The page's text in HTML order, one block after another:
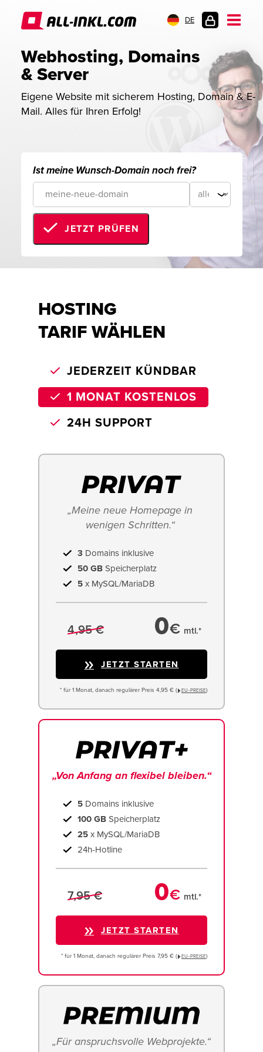
DE
Webhosting, Domains
& Server
Eigene Website mit sicherem Hosting, Domain & E-
Mail. Alles für Ihren Erfolg!
Ist meine Wunsch-Domain noch frei?
JETZT PRÜFEN
HOSTING
TARIF WÄHLEN
JEDERZEIT KÜNDBAR
1 MONAT KOSTENLOS
24H SUPPORT
„Meine neue Homepage in
wenigen Schritten.“
3 Domains inklusive
50 GB Speicherplatz
5 x MySQL/MariaDB
4,95 € 0€ mtl.*
JETZT STARTEN
* für 1 Monat, danach regulärer Preis 4,95 € ( EU−PREISE)
„Von Anfang an flexibel bleiben.“
5 Domains inklusive
100 GB Speicherplatz
25 x MySQL/MariaDB
24h-Hotline
7,95 € 0€ mtl.*
JETZT STARTEN
* für 1 Monat, danach regulärer Preis 7,95 € ( EU−PREISE)
„Für anspruchsvolle Webprojekte.“